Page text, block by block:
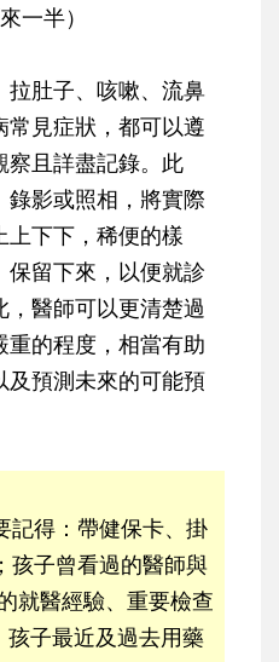
一半）
拉肚子、咳嗽、流鼻
常見症狀，都可以遵
察且詳盡記錄。此
影或照相，將實際
上下下，稀便的樣
留下來，以便就診
醫師可以更清楚過
的程度，相當有助
及預測未來的可能預
記得：帶健保卡、掛
孩子曾看過的醫師與
就醫經驗、重要檢查
孩子最近及過去用藥